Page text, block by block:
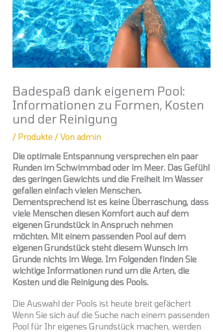
Badespaß dank eigenem Pool:
Informationen zu Formen, Kosten
und der Reinigung
/ Produkte / Vonadmin
Die optimale Entspannung versprechen ein paar
Runden im Schwimmbad oder im Meer. Das Gefühl
des geringen Gewichts und die Freiheit im Wasser
gefallen einfach vielen Menschen.
Dementsprechend ist es keine Überraschung, dass
viele Menschen diesen Komfort auch auf dem
eigenen Grundstück in Anspruch nehmen
möchten. Mit einem passenden Pool auf dem
eigenen Grundstück steht diesem Wunsch im
Grunde nichts im Wege. Im Folgenden finden Sie
wichtige Informationen rund um die Arten, die
Kosten und die Reinigung des Pools.
Die Auswahl der Pools ist heute breit gefächert
Wenn Sie sich auf die Suche nach einem passenden
Pool für Ihr eigenes Grundstück machen, werden